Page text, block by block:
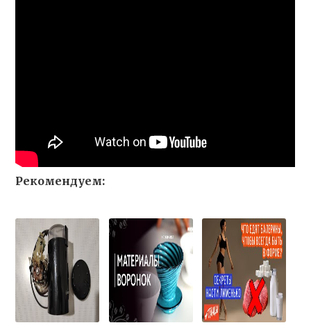
Рекомендуем: